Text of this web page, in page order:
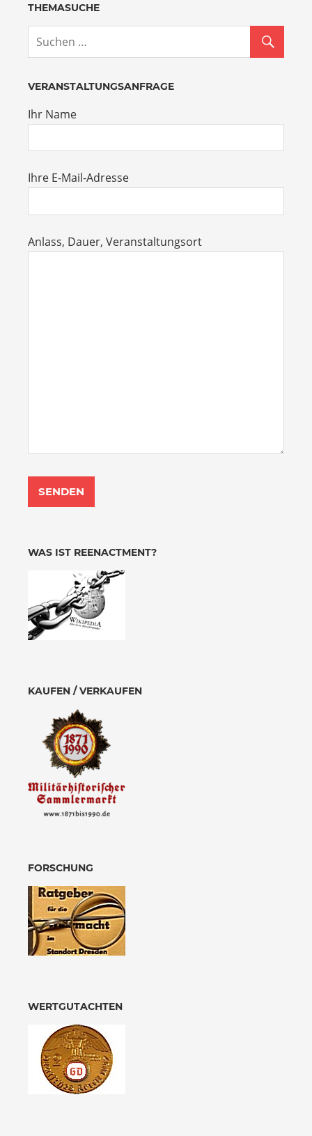
THEMASUCHE
VERANSTALTUNGSANFRAGE
Ihr Name
Ihre E-Mail-Adresse
Anlass, Dauer, Veranstaltungsort
WAS IST REENACTMENT?
KAUFEN / VERKAUFEN
FORSCHUNG
WERTGUTACHTEN